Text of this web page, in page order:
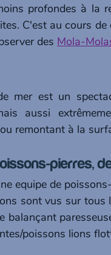
profondes à la
C'est au cours
des Mola-
mer est un
aussi
remontant à la
pierres,
equipe de
sont vus sur
balançant
poissons lions